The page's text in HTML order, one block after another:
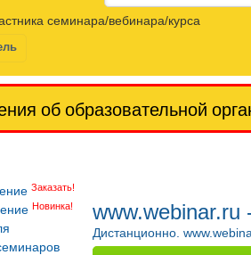
семинара/вебинара/курса
об образовательной
Заказать!
Новинка!
Дистанционно.